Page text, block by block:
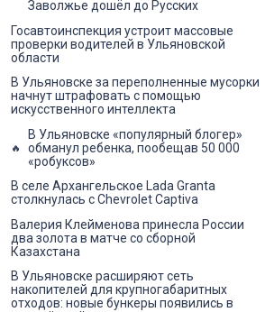
Заволжье дошёл до Русских
Госавтоинспекция устроит массовые
проверки водителей в Ульяновской
области
В Ульяновске за переполненные мусорки
начнут штрафовать с помощью
искусственного интеллекта
В Ульяновске «популярный блогер»
обманул ребенка, пообещав 50 000
«робуксов»
В селе Архангельское Lada Granta
столкнулась с Chevrolet Captiva
Валерия Клейменова принесла России
два золота в матче со сборной
Казахстана
В Ульяновске расширяют сеть
накопителей для крупногабаритных
отходов: новые бункеры появились в